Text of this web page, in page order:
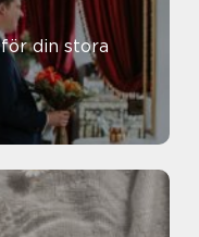
din stora